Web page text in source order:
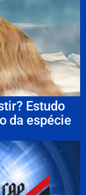
Estudo
da espécie